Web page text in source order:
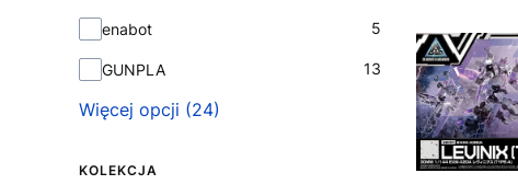
enabot 5
GUNPLA 13
Więcej opcji (24)
KOLEKCJA